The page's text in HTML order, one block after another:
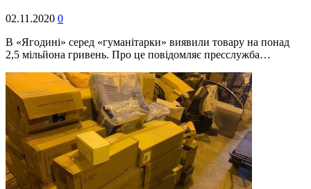
02.11.2020 0
В «Ягодині» серед «гуманітарки» виявили товару на понад
2,5 мільйона гривень. Про це повідомляє пресслужба…